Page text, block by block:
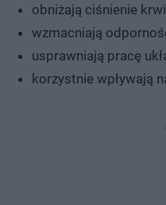
obniżają ciśnienie krwi
wzmacniają
usprawniają pracę
korzystnie wpływają